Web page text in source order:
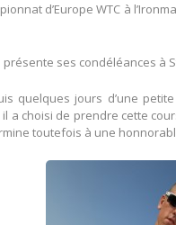
d’Europe WTC à
ses condéléances à
quelques jours d’une
a choisi de prendre cette
toutefois à une